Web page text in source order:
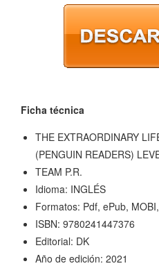
Ficha técnica
THE EXTRAORDINARY
(PENGUIN READERS)
TEAM P.R.
Idioma: INGLÉS
Formatos: Pdf, ePub,
ISBN: 9780241447376
Editorial: DK
Año de edición: 2021